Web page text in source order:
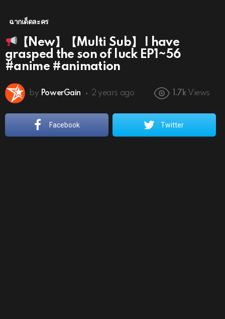
ฉากเด็ดละคร
【New】【Multi Sub】 I have
grasped the son of luck EP1~56
#anime #animation
by PowerGain 2 years ago 1.7k Views
Facebook Twitter